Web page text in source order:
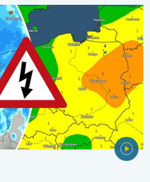
upału. Ostrzeżenie